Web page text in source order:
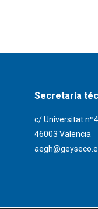
Secretaría
c/ Universitat
46003 Valencia